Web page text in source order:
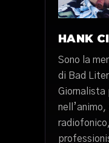
HANK
Sono la
di Bad
Giornalista